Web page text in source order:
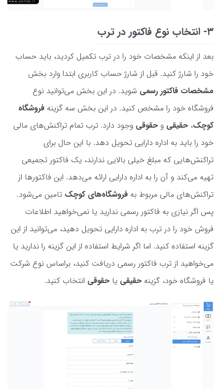
۳- انتخاب نوع فاکتور در ترب
بعد از اینکه مشخصات خود را در ترب تکمیل کردید، باید حساب
خود را شارژ کنید. قبل از شارژ حساب کاربری ابتدا وارد بخش
مشخصات فاکتور رسمی شوید. در این بخش می‌توانید نوع
فروشگاه خود را مشخص کنید. در این بخش سه گزینه فروشگاه
کوچک، حقیقی و حقوقی وجود دارد. ترب تمام تراکنش‌های مالی
خود را باید به اداره دارایی تحویل دهد. با این حال برای
تراکنش‌هایی که مبلغ خیلی بالایی ندارند، یک فاکتور تجمیعی
تهیه می‌کند و آن را به اداره دارایی ارائه می‌دهد. این فاکتورها از
تراکنش‌های مالی مربوط به فروشگاه‌های کوچک تامین می‌شود.
پس اگر نیازی به فاکتور رسمی ندارید یا نمی‌خواهید اطلاعات
فروش خود را در ترب به اداره دارایی تحویل دهید، می‌توانید از این
گزینه استفاده کنید. اما اگر شرایط استفاده از این گزینه را ندارید یا
می‌خواهید از ترب فاکتور رسمی دریافت کنید، براساس نوع شرکت
یا فروشگاه خود، گزینه حقیقی یا حقوقی انتخاب کنید.